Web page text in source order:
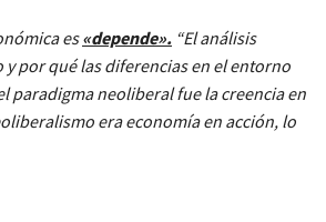
es«depende». “El análisis
por qué las diferencias en el entorno
paradigma neoliberal fue la creencia en
era economía en acción, lo